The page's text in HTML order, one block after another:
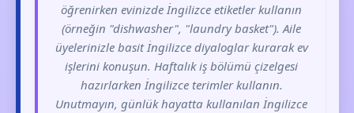
öğrenirken evinizde İngilizce etiketler kullanın
(örneğin "dishwasher", "laundry basket"). Aile
üyelerinizle basit İngilizce diyaloglar kurarak ev
işlerini konuşun. Haftalık iş bölümü çizelgesi
hazırlarken İngilizce terimler kullanın.
Unutmayın, günlük hayatta kullanılan İngilizce